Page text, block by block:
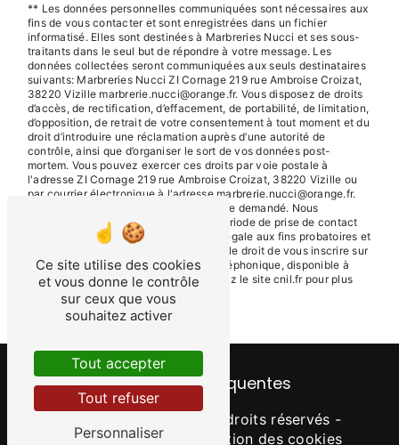
** Les données personnelles communiquées sont nécessaires aux
fins de vous contacter et sont enregistrées dans un fichier
informatisé. Elles sont destinées à Marbreries Nucci et ses sous-
traitants dans le seul but de répondre à votre message. Les
données collectées seront communiquées aux seuls destinataires
suivants: Marbreries Nucci ZI Cornage 219 rue Ambroise Croizat,
38220 Vizille marbrerie.nucci@orange.fr. Vous disposez de droits
d’accès, de rectification, d’effacement, de portabilité, de limitation,
d’opposition, de retrait de votre consentement à tout moment et du
droit d’introduire une réclamation auprès d’une autorité de
contrôle, ainsi que d’organiser le sort de vos données post-
mortem. Vous pouvez exercer ces droits par voie postale à
l'adresse ZI Cornage 219 rue Ambroise Croizat, 38220 Vizille ou
par courrier électronique à l'adresse marbrerie.nucci@orange.fr.
Un justificatif d'identité pourra vous être demandé. Nous
conservons vos données pendant la période de prise de contact
puis pendant la durée de prescription légale aux fins probatoires et
de gestion des contentieux. Vous avez le droit de vous inscrire sur
la liste d'opposition au démarchage téléphonique, disponible à
cette adresse:Bloctel.gouv.fr. Consultez le site cnil.fr pour plus
d’informations sur vos droits.
Recherches fréquentes
- 2026 - Tous droits réservés -
Mentions légales
Gestion des cookies
Ce site utilise des cookies
et vous donne le contrôle
sur ceux que vous
souhaitez activer
Tout accepter
Tout refuser
Personnaliser